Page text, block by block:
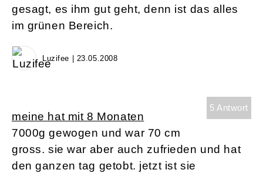
gesagt, es ihm gut geht, denn ist das alles
im grünen Bereich.
Luzifee | 23.05.2008
5 Antwort
meine hat mit 8 Monaten
7000g gewogen und war 70 cm
gross. sie war aber auch zufrieden und hat
den ganzen tag getobt. jetzt ist sie